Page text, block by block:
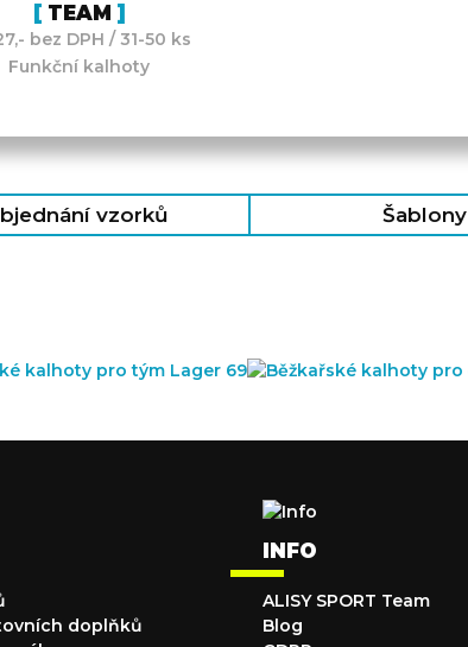
TEAM
bez DPH / 31-50 ks
Funkční kalhoty
vzorků Šablony
doplňků
INFO
ALISY SPORT Team
Blog